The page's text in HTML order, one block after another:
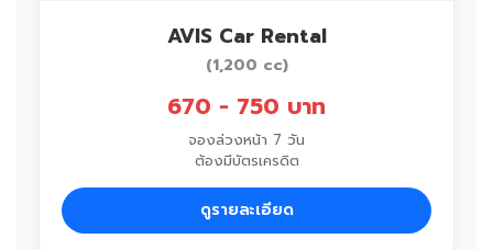
AVIS Car Rental
(1,200 cc)
670 - 750 บาท
จองล่วงหน้า 7 วัน
ต้องมีบัตรเครดิต
ดูรายละเอียด